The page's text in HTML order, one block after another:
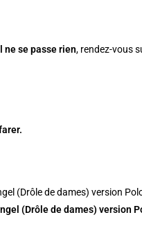
ne se passe rien, rendez-vous
(Drôle de dames) version